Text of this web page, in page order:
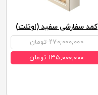
کمد سفارشی سفید (اوتلت)
۲۷۰,۰۰۰,۰۰۰ تومان
۱۳۵,۰۰۰,۰۰۰ تومان